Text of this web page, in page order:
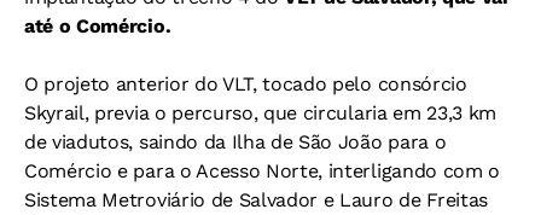
até o Comércio.
O projeto anterior do VLT, tocado pelo consórcio
Skyrail, previa o percurso, que circularia em 23,3 km
de viadutos, saindo da Ilha de São João para o
Comércio e para o Acesso Norte, interligando com o
Sistema Metroviário de Salvador e Lauro de Freitas